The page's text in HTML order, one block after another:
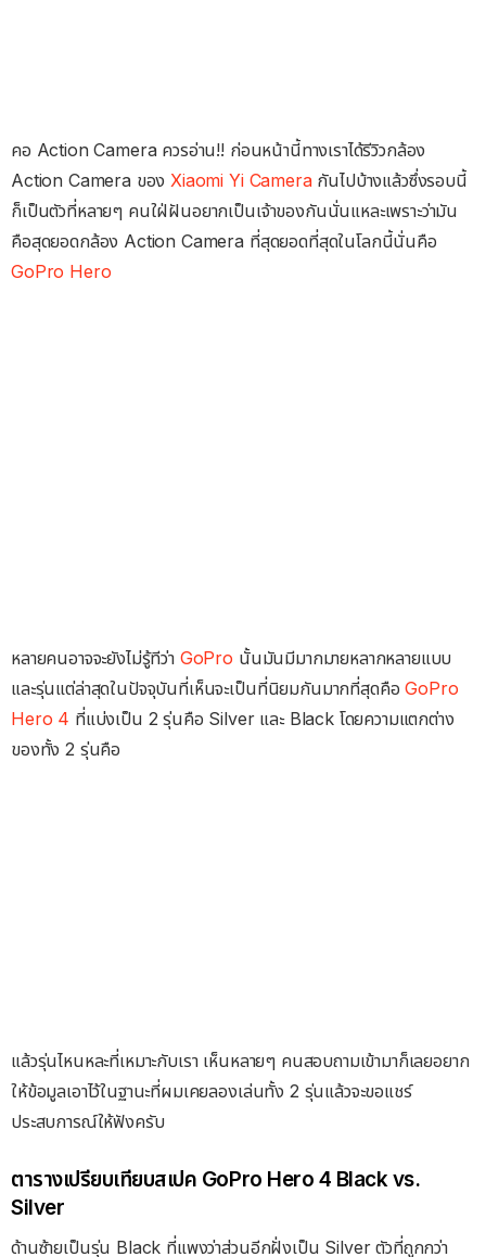
คอ Action Camera ควรอ่าน!! ก่อนหน้านี้ทางเราได้รีวิวกล้อง
Action Camera ของXiaomi Yi Cameraกันไปบ้างแล้วซึ่งรอบนี้
ก็เป็นตัวที่หลายๆ คนใฝ่ฝันอยากเป็นเจ้าของกันนั่นแหละเพราะว่ามัน
คือสุดยอดกล้อง Action Camera ที่สุดยอดที่สุดในโลกนี้นั่นคือ
GoPro Hero
หลายคนอาจจะยังไม่รู้ทีว่า GoPro นั้นมันมีมากมายหลากหลายแบบ
และรุ่นแต่ล่าสุดในปัจจุบันที่เห็นจะเป็นที่นิยมกันมากที่สุดคือGoPro
Hero 4 ที่แบ่งเป็น 2 รุ่นคือ Silver และ Black โดยความแตกต่าง
ของทั้ง 2 รุ่นคือ
แล้วรุ่นไหนหละที่เหมาะกับเรา เห็นหลายๆ คนสอบถามเข้ามาก็เลยอยาก
ให้ข้อมูลเอาไว้ในฐานะที่ผมเคยลองเล่นทั้ง 2 รุ่นแล้วจะขอแชร์
ประสบการณ์ให้ฟังครับ
ตารางเปรียบเทียบสเปค GoPro Hero 4 Black vs.
Silver
ด้านซ้ายเป็นรุ่น Black ที่แพงว่าส่วนอีกฝั่งเป็น Silver ตัวที่ถูกกว่า